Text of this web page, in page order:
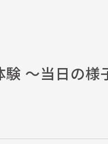
験 ～当日の